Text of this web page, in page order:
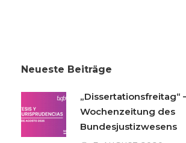
Neueste Beiträge
„Dissertationsfreitag“
Wochenzeitung des
Bundesjustizwesens